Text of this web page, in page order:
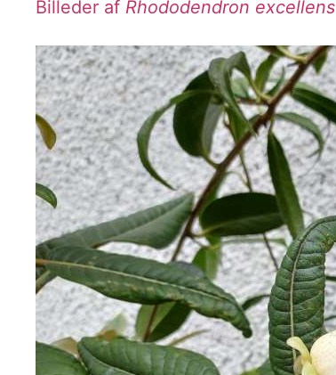
Billeder af Rhododendron excellens